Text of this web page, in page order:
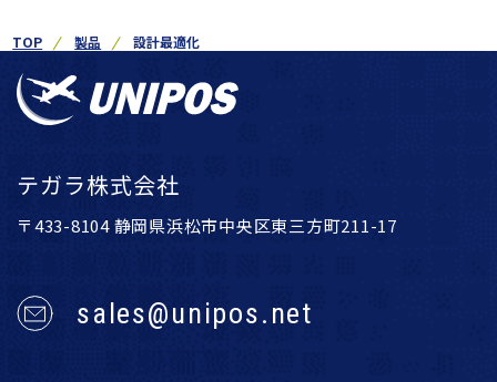
TOP 製品 設計最適化
テガラ株式会社
〒433-8104 静岡県浜松市中央区東三方町211-17
sales@unipos.net